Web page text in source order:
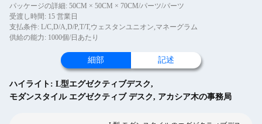
パッケージの詳細: 50CM × 50CM × 70CM/パーツ/パーツ
受渡し時間: 15 営業日
支払条件: L/C,D/A,D/P,T/T,ウェスタンユニオン,マネーグラム
供給の能力: 1000個/日あたり
細部 記述
ハイライト: L型エグゼクティブデスク,
モダンスタイル エグゼクティブ デスク, アカシア木の事務局